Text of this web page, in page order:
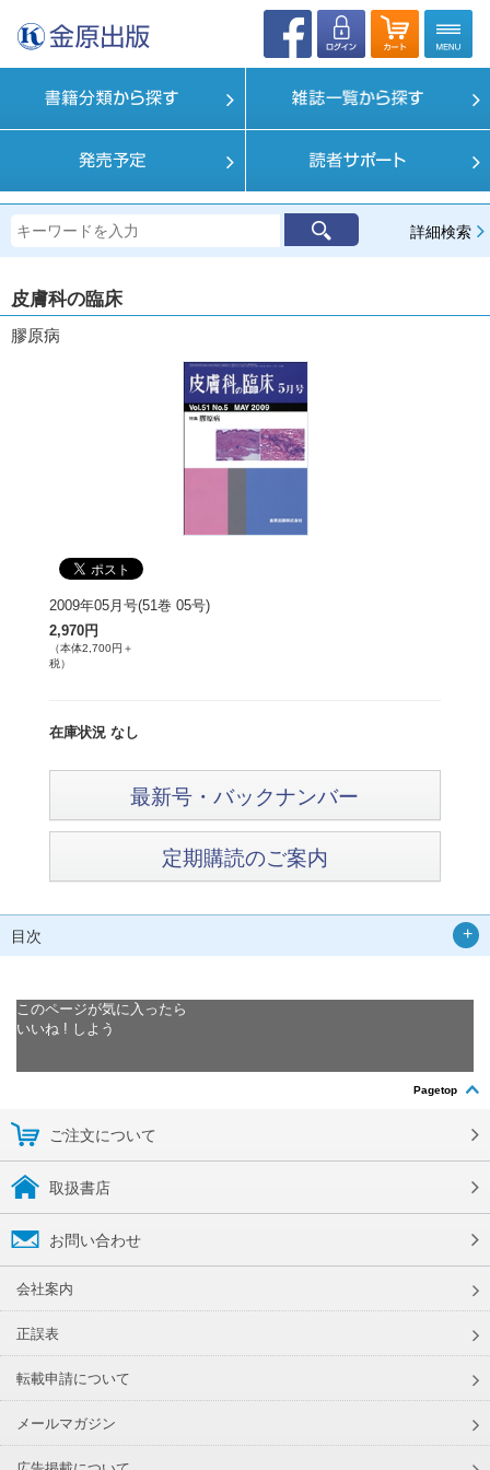
詳細検索
皮膚科の臨床
膠原病
2009年05月号(51巻 05号)
2,970円
（本体2,700円＋
税）
在庫状況 なし
最新号・バックナンバー
定期購読のご案内
目次
このページが気に入ったら
いいね ! しよう
Pagetop
ご注文について
取扱書店
お問い合わせ
会社案内
正誤表
転載申請について
メールマガジン